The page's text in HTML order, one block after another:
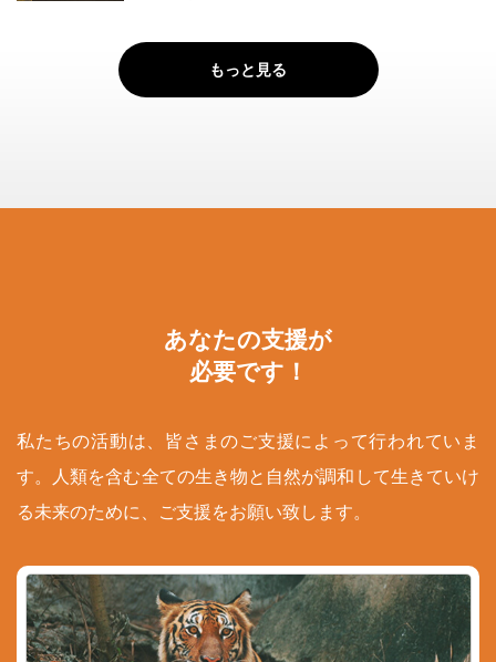
もっと見る
あなたの支援が
必要です！
私たちの活動は、皆さまのご支援によって行われていま
す。人類を含む全ての生き物と自然が調和して生きていけ
る未来のために、ご支援をお願い致します。